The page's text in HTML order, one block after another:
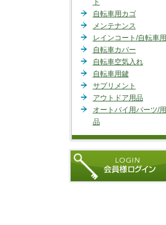
ト
自転車用カゴ
メンテナンス
レインコート/自転車用
自転車カバー
自転車空気入れ
自転車用鍵
サプリメント
アウトドア用品
オートバイ用パーツ/用
品